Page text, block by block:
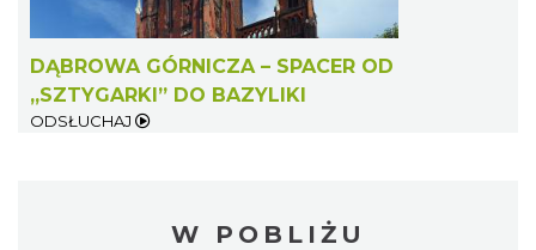
DĄBROWA GÓRNICZA – SPACER OD
„SZTYGARKI” DO BAZYLIKI
ODSŁUCHAJ
W POBLIŻU